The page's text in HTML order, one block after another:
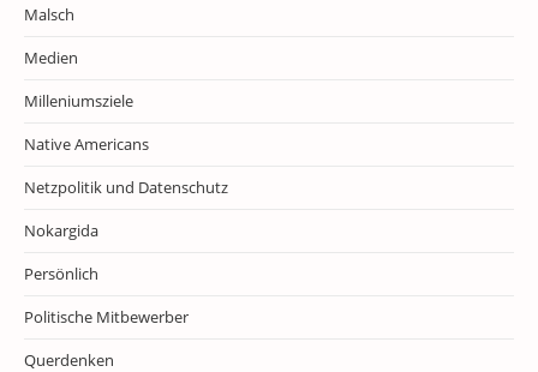
Malsch
Medien
Milleniumsziele
Native Americans
Netzpolitik und Datenschutz
Nokargida
Persönlich
Politische Mitbewerber
Querdenken